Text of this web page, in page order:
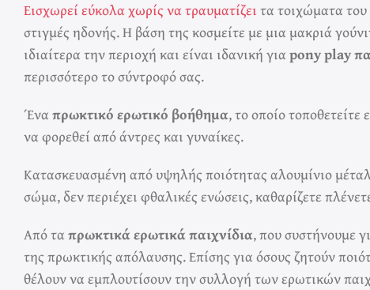
Εισχωρεί εύκολα χωρίς να τραυματίζειτα τοιχώματα
στιγμές ηδονής. Η βάση της κοσμείτε με μια μακριά
ιδιαίτερα την περιοχή και είναι ιδανική γιαpony play
περισσότερο το σύντροφό σας.
Έναπρωκτικό ερωτικό βοήθημα, το οποίο
να φορεθεί από άντρες και γυναίκες.
Κατασκευασμένη από υψηλής ποιότητας αλουμίνιο
σώμα, δεν περιέχει φθαλικές ενώσεις, καθαρίζετε
Από ταπρωκτικά ερωτικά παιχνίδια, που συστήνουμε
της πρωκτικής απόλαυσης. Επίσης για όσους ζητούν
θέλουν να εμπλουτίσουν την συλλογή των ερωτικών